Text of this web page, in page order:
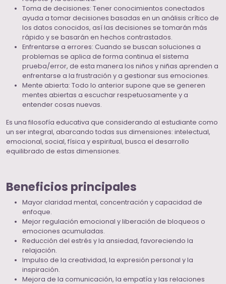
Toma de decisiones: Tener conocimientos conectados
ayuda a tomar decisiones basadas en un análisis crítico de
los datos conocidos, así las decisiones se tomarán más
rápido y se basarán en hechos contrastados.
Enfrentarse a errores: Cuando se buscan soluciones a
problemas se aplica de forma continua el sistema
prueba/error, de esta manera los niños y niñas aprenden a
enfrentarse a la frustración y a gestionar sus emociones.
Mente abierta: Todo lo anterior supone que se generen
mentes abiertas a escuchar respetuosamente y a
entender cosas nuevas.
Es una filosofía educativa que considerando al estudiante como
un ser integral, abarcando todas sus dimensiones: intelectual,
emocional, social, física y espiritual, busca el desarrollo
equilibrado de estas dimensiones.
Beneficios principales
Mayor claridad mental, concentración y capacidad de
enfoque.
Mejor regulación emocional y liberación de bloqueos o
emociones acumuladas.
Reducción del estrés y la ansiedad, favoreciendo la
relajación.
Impulso de la creatividad, la expresión personal y la
inspiración.
Mejora de la comunicación, la empatía y las relaciones